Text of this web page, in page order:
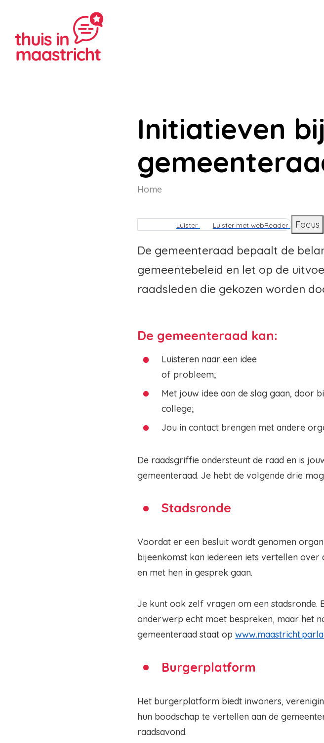
Initiatieven
Kruimelpad
Home
Luister Luister met webReader Focus
De gemeenteraad bepaalt de
gemeentebeleid en let op de
raadsleden die gekozen worden
De gemeenteraad kan:
Luisteren naar een idee
of probleem;
Met jouw idee aan de slag gaan, door
college;
Jou in contact brengen met andere
De raadsgriffie ondersteunt de raad en is
gemeenteraad. Je hebt de volgende drie
Stadsronde
Voordat er een besluit wordt genomen
bijeenkomst kan iedereen iets vertellen
en met hen in gesprek gaan.
Je kunt ook zelf vragen om een stadsronde.
onderwerp echt moet bespreken, maar het
gemeenteraad staat op
Burgerplatform
Het burgerplatform biedt inwoners,
hun boodschap te vertellen aan de
raadsavond.